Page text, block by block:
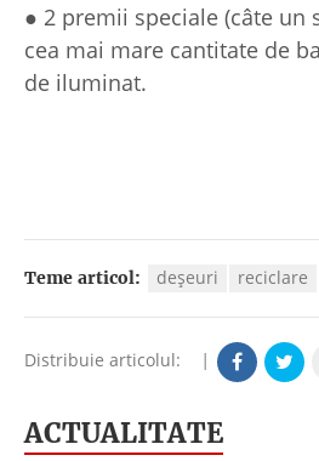
● 2 premii speciale (câte un
cea mai mare cantitate de
de iluminat.
Teme articol: deşeuri reciclare
Distribuie articolul: |
ACTUALITATE